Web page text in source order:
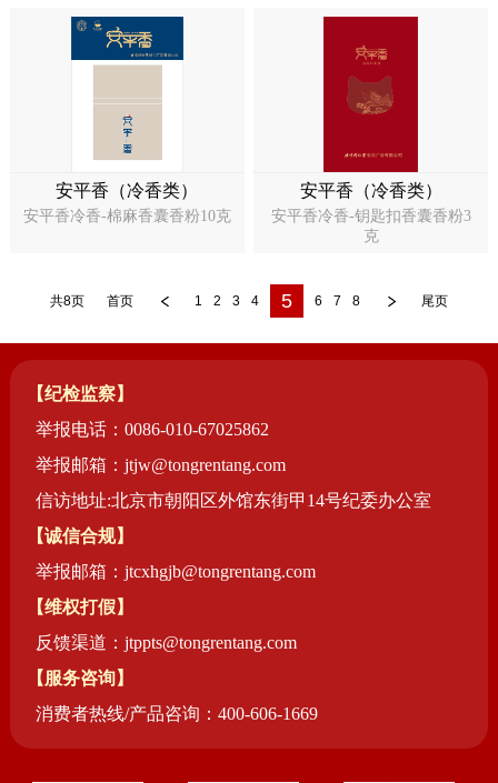
安平香（冷香类）
安平香冷香-棉麻香囊香粉10克
安平香（冷香类）
安平香冷香-钥匙扣香囊香粉3
克
共8页 首页 1 2 3 4 5 6 7 8 尾页
【纪检监察】
举报电话：0086-010-67025862
举报邮箱：jtjw@tongrentang.com
信访地址:北京市朝阳区外馆东街甲14号纪委办公室
【诚信合规】
举报邮箱：jtcxhgjb@tongrentang.com
【维权打假】
反馈渠道：jtppts@tongrentang.com
【服务咨询】
消费者热线/产品咨询：400-606-1669